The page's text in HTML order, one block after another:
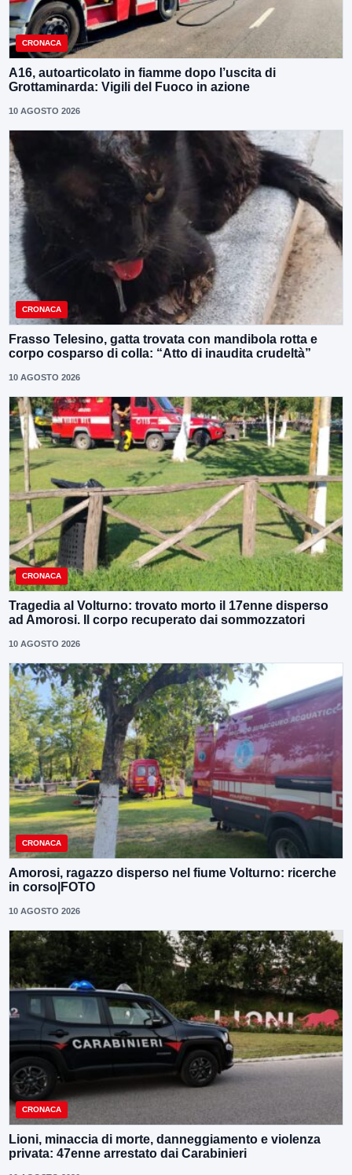
CRONACA
A16, autoarticolato in fiamme dopo l’uscita di
Grottaminarda: Vigili del Fuoco in azione
10 AGOSTO 2026
CRONACA
Frasso Telesino, gatta trovata con mandibola rotta e
corpo cosparso di colla: “Atto di inaudita crudeltà”
10 AGOSTO 2026
CRONACA
Tragedia al Volturno: trovato morto il 17enne disperso
ad Amorosi. Il corpo recuperato dai sommozzatori
10 AGOSTO 2026
CRONACA
Amorosi, ragazzo disperso nel fiume Volturno: ricerche
in corso|FOTO
10 AGOSTO 2026
CRONACA
Lioni, minaccia di morte, danneggiamento e violenza
privata: 47enne arrestato dai Carabinieri